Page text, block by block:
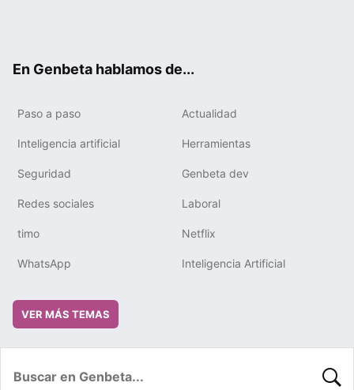
En Genbeta hablamos de...
Paso a paso Actualidad
Inteligencia artificial Herramientas
Seguridad Genbeta dev
Redes sociales Laboral
timo Netflix
WhatsApp Inteligencia Artificial
VER MÁS TEMAS